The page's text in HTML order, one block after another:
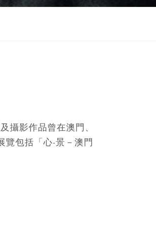
攝影作品曾在澳門、
包括「心‧景－澳門